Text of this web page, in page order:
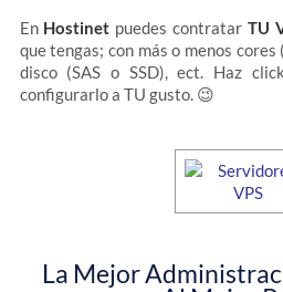
En Hostinet puedes contratar TU
que tengas; con más o menos
disco (SAS o SSD), ect. Haz
configurarlo a TU gusto. 😉
La Mejor